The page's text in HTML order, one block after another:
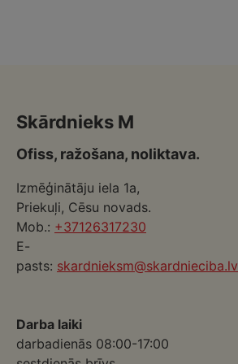
Skārdnieks M
Ofiss, ražošana, noliktava.
Izmēģinātāju iela 1a,
Priekuļi, Cēsu novads.
Mob.: +37126317230
E-
pasts: skardnieksm@skardnieciba.lv
Darba laiki
darbadienās 08:00-17:00